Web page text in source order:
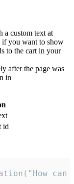
a custom text at
if you want to show
to the cart in your
after the page was
in
id